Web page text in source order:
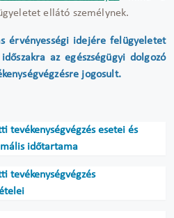
ellátó személynek.
érvényességi idejére felügyeletet
az egészségügyi dolgozó
jogosult.
tevékenységvégzés esetei és
időtartama
tevékenységvégzés